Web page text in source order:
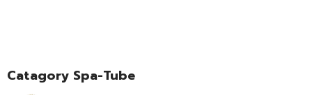
Catagory Spa-Tube